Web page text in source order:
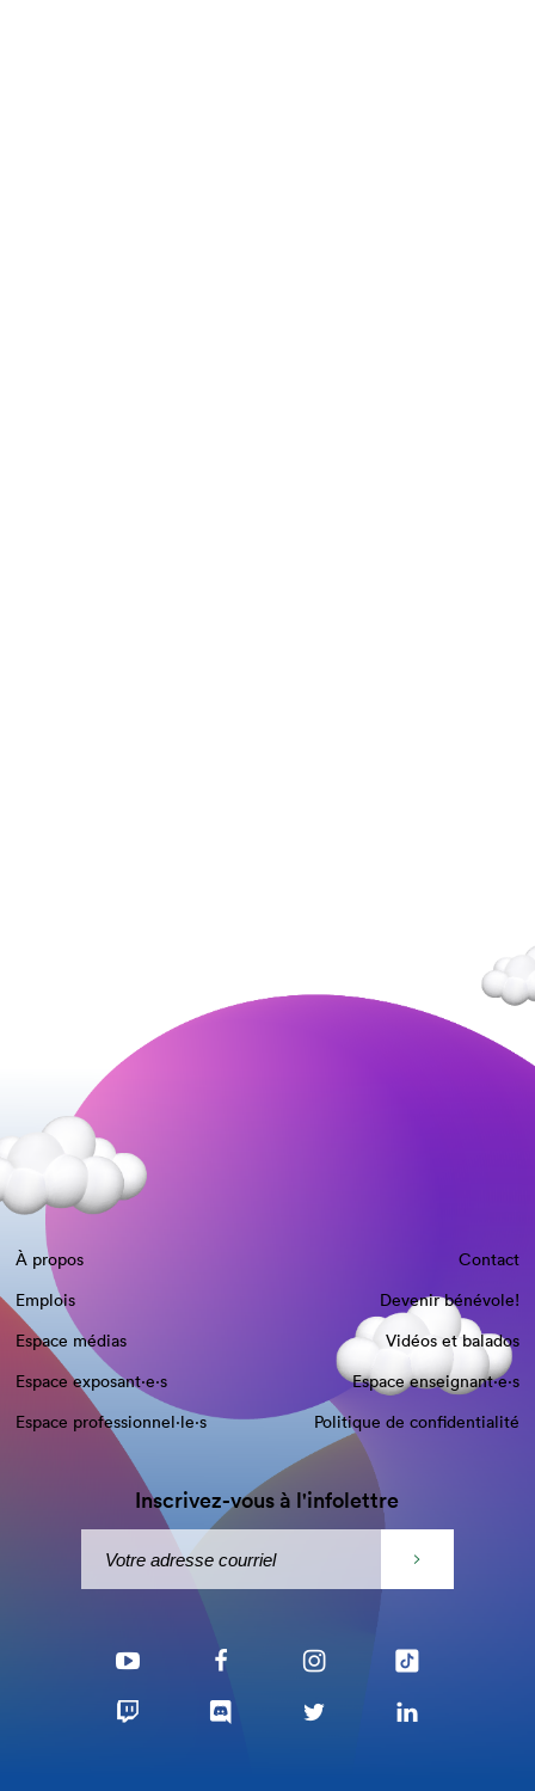
À propos
Contact
Emplois
Devenir bénévole!
Espace médias
Vidéos et balados
Espace exposant·e⋅s
Espace enseignant·e⋅s
Espace professionnel·le⋅s
Politique de confidentialité
Inscrivez-vous à l'infolettre